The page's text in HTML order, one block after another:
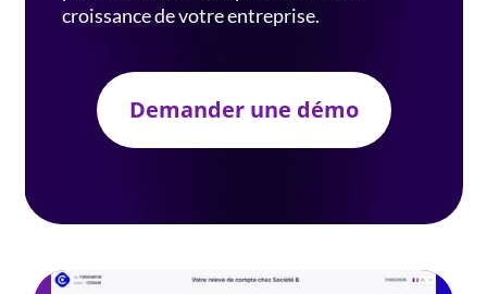
croissance de votre entreprise.
Demander une démo